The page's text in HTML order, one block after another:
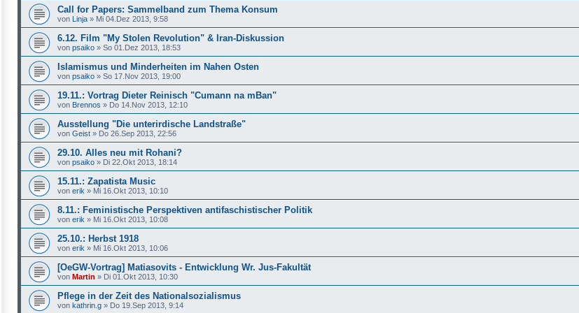
Call for Papers: Sammelband zum Thema Konsum
von Linja » Mi 04.Dez 2013, 9:58
6.12. Film "My Stolen Revolution" & Iran-Diskussion
von psaiko » So 01.Dez 2013, 18:53
Islamismus und Minderheiten im Nahen Osten
von psaiko » So 17.Nov 2013, 19:00
19.11.: Vortrag Dieter Reinisch "Cumann na mBan"
von Brennos » Do 14.Nov 2013, 12:10
Ausstellung "Die unterirdische Landstraße"
von Geist » Do 26.Sep 2013, 22:56
29.10. Alles neu mit Rohani?
von psaiko » Di 22.Okt 2013, 18:14
15.11.: Zapatista Music
von erik » Mi 16.Okt 2013, 10:10
8.11.: Feministische Perspektiven antifaschistischer Politik
von erik » Mi 16.Okt 2013, 10:08
25.10.: Herbst 1918
von erik » Mi 16.Okt 2013, 10:06
[OeGW-Vortrag] Matiasovits - Entwicklung Wr. Jus-Fakultät
von Martin » Di 01.Okt 2013, 10:30
Pflege in der Zeit des Nationalsozialismus
von kathrin.g » Do 19.Sep 2013, 9:14